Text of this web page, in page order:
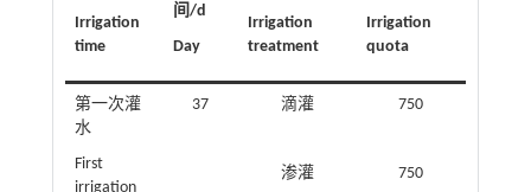
Irrigation
time
间/d
Day
Irrigation
treatment
Irrigation
quota
第一次灌
水
First
irrigation
37 滴灌 750
渗灌 750